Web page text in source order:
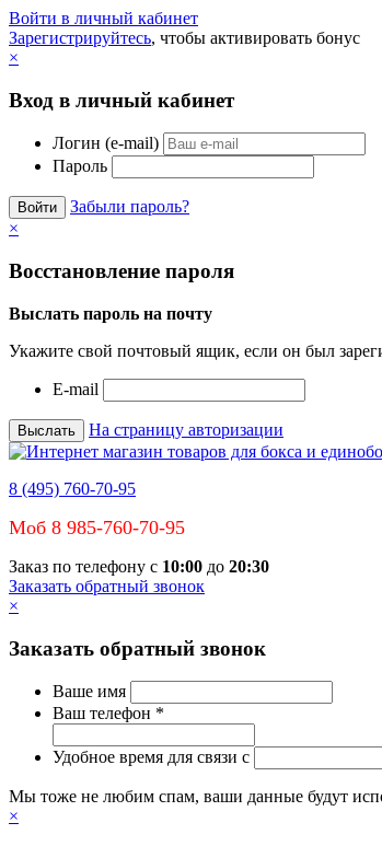
Войти в личный кабинет
Зарегистрируйтесь, чтобы активировать бонус
×
Вход в личный кабинет
Логин (e-mail)
Пароль
Забыли пароль?
×
Восстановление пароля
Выслать пароль на почту
Укажите свой почтовый ящик, если он был
E-mail
На страницу авторизации
8 (495) 760-70-95
Моб 8 985-760-70-95
Заказ по телефону с 10:00 до 20:30
Заказать обратный звонок
×
Заказать обратный звонок
Ваше имя
Ваш телефон *
Удобное время для связи c
Мы тоже не любим спам, ваши данные будут
×